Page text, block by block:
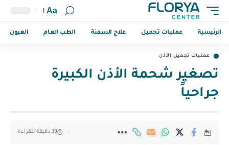
Aa
الرئيسية عمليات تجميل علاج السمنة الطب العام العيون
عمليات تجميل الأذن
تصغير شحمة الأذن الكبيرة
جراحياً
39 دقيقة للقراءة